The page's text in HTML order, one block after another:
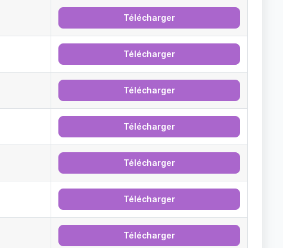
Télécharger
Télécharger
Télécharger
Télécharger
Télécharger
Télécharger
Télécharger